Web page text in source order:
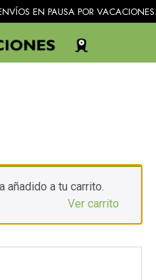
EN PAUSA POR
añadido a tu carrito.
Ver carrito